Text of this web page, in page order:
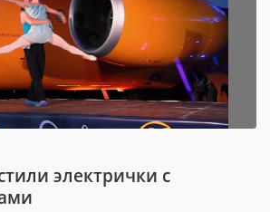
электрички с